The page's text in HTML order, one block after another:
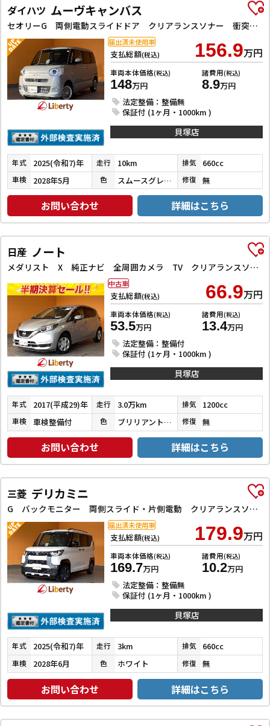
ダイハツ ムーヴキャンバス
セオリーG 両側電動スライドドア クリアランスソナー 衝突被害軽減システム オートライト LEDヘッドランプ スマートキー アイドリングストップ 電動格納ミラー 前席シートヒーター 電動パーキングブレーキ
支払総額(税込) 156.9万円
車両本体価格(税込)
148万円
諸費用(税込)
8.9万円
法定整備：整備無
保証付 (1ヶ月・1000km )
届出済未使用車
貝塚店
年式 2025(令和7)年 走行 10km 排気 660cc
車検 2028年5月 色 スムースグレーマイカメタリック 修復 無
お問い合わせ 詳細はこちら
日産 ノート
メダリスト X 純正ナビ 全周囲カメラ TV クリアランスソナー レーンアシスト 衝突被害軽減システム オートライト スマートキー アイドリングストップ 電動格納ミラー CVT 盗難防止システム
支払総額(税込) 66.9万円
車両本体価格(税込)
53.5万円
諸費用(税込)
13.4万円
法定整備：整備付
保証付 (1ヶ月・1000km )
中古車
貝塚店
年式 2017(平成29)年 走行 3.0万km 排気 1200cc
車検 車検整備付 色 ブリリアントシルバーメタリック 修復 無
お問い合わせ 詳細はこちら
三菱 デリカミニ
G バックモニター 両側スライド・片側電動 クリアランスソナー レーンアシスト スマートキー アイドリングストップ 電動格納ミラー シートヒーター ベンチシート CVT ルーフレール エアコン
支払総額(税込) 179.9万円
車両本体価格(税込)
169.7万円
諸費用(税込)
10.2万円
法定整備：整備無
保証付 (1ヶ月・1000km )
届出済未使用車
貝塚店
年式 2025(令和7)年 走行 3km 排気 660cc
車検 2028年6月 色 ホワイト 修復 無
お問い合わせ 詳細はこちら